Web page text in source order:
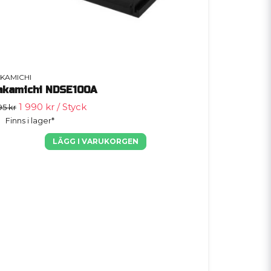
NDSE100A
kr 1 990 kr / Styck
Finns i lager*
LÄGG I VARUKORGEN